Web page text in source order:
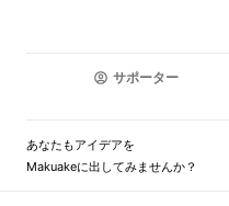
サポーター
あなたもアイデアを
Makuakeに出してみませんか？